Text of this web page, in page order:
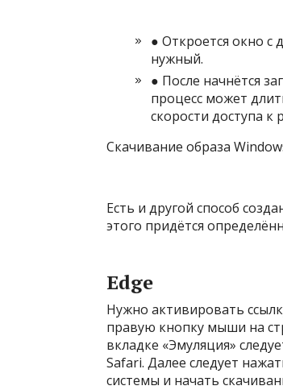
● Откроется окно
нужный.
● После начнётся
процесс может
скорости доступа к
Скачивание образа
Есть и другой способ
этого придётся
Edge
Нужно активировать
правую кнопку мыши на
вкладке «Эмуляция»
Safari. Далее следует
системы и начать